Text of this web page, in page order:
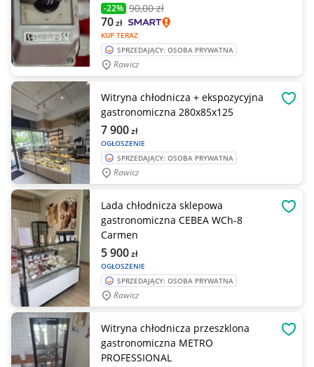
-22% 90,00 zł
KUP TERAZ
70zł
SPRZEDAJĄCY: OSOBA PRYWATNA
Rawicz
Witryna chłodnicza + ekspozycyjna
gastronomiczna 280x85x125
OGŁOSZENIE
7 900zł
SPRZEDAJĄCY: OSOBA PRYWATNA
Rawicz
Lada chłodnicza sklepowa
gastronomiczna CEBEA WCh-8
Carmen
OGŁOSZENIE
5 900zł
SPRZEDAJĄCY: OSOBA PRYWATNA
Rawicz
Witryna chłodnicza przeszklona
gastronomiczna METRO
PROFESSIONAL